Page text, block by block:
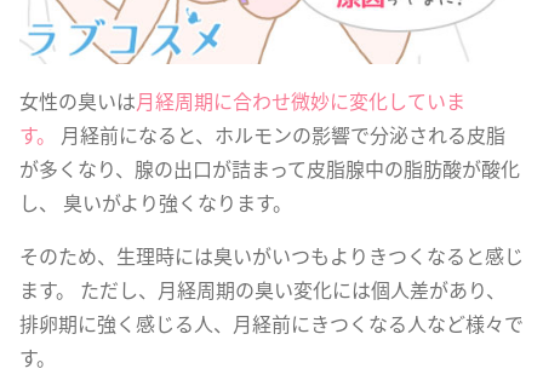
女性の臭いは月経周期に合わせ微妙に変化していま
す。
月経前になると、ホルモンの影響で分泌される皮脂
が多くなり、腺の出口が詰まって皮脂腺中の脂肪酸が酸化
し、 臭いがより強くなります。
そのため、生理時には臭いがいつもよりきつくなると感じ
ます。 ただし、月経周期の臭い変化には個人差があり、
排卵期に強く感じる人、月経前にきつくなる人など様々で
す。